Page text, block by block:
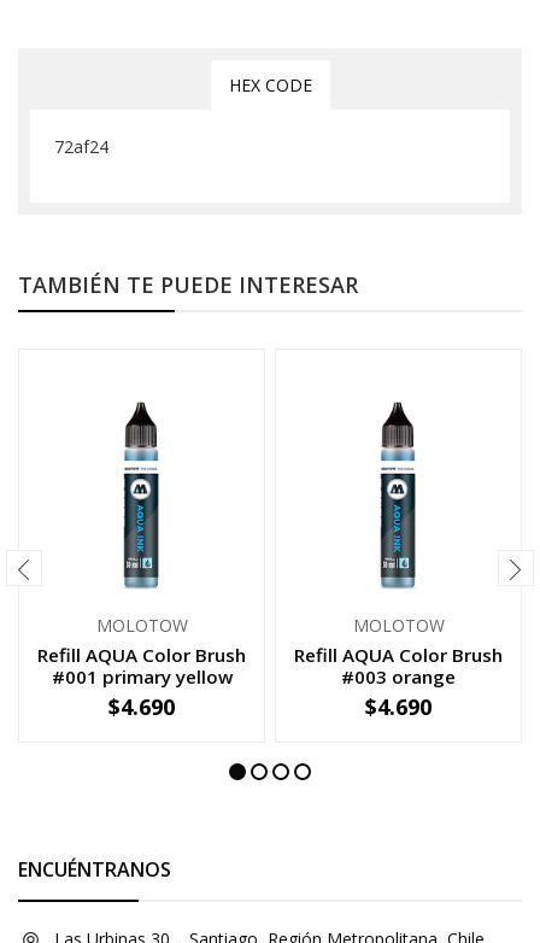
HEX CODE
72af24
TAMBIÉN TE PUEDE INTERESAR
MOLOTOW
Refill AQUA Color Brush
#001 primary yellow
+
$4.690
MOLOTOW
Refill AQUA Color Brush
#003 orange
+
$4.690
ENCUÉNTRANOS